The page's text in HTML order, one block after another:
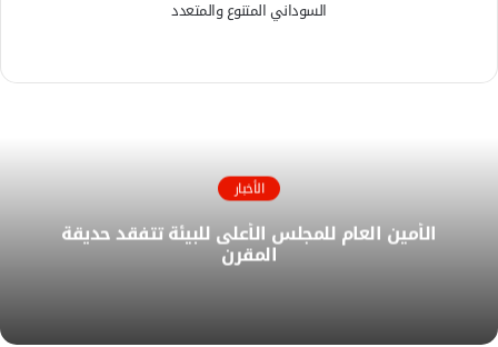
السوداني المتنوع والمتعدد
م
ا
ل
و
ي
ك الأخبار
الأمين العام للمجلس الأعلى للبيئة تتفقد حديقة
المقرن